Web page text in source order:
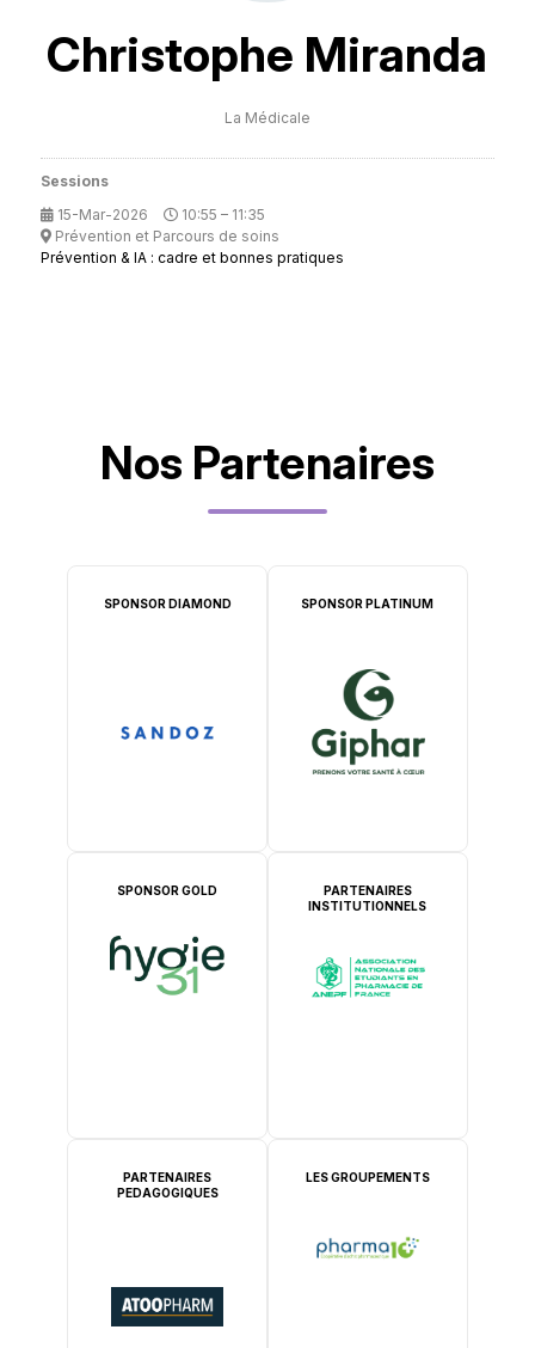
Christophe Miranda
La Médicale
Sessions
15-Mar-2026
10:55 – 11:35
Prévention et Parcours de soins
Prévention & IA : cadre et bonnes pratiques
Nos Partenaires
SPONSOR DIAMOND SPONSOR PLATINUM
SPONSOR GOLD
PARTENAIRES
INSTITUTIONNELS
PARTENAIRES
PEDAGOGIQUES
LES GROUPEMENTS